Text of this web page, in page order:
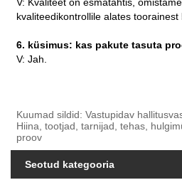
kvaliteedikontrollile alates toorainest
6. küsimus: kas pakute tasuta
V: Jah.
Kuumad sildid: Vastupidav
Hiina, tootjad, tarnijad, tehas,
proov
Seotud kategooria